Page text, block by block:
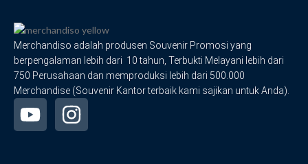
Merchandiso adalah produsen Souvenir Promosi yang
berpengalaman lebih dari 10 tahun, Terbukti Melayani lebih dari
750 Perusahaan dan memproduksi lebih dari 500.000
Merchandise (Souvenir Kantor terbaik kami sajikan untuk Anda).